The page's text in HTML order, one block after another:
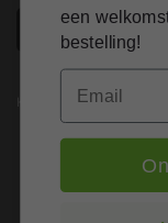
Kitcentrum is trots op:
een
bestelling!
Email